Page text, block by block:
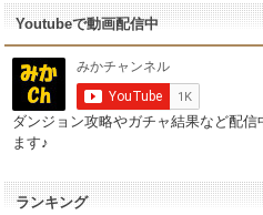
Youtubeで動画配信中
ダンジョン攻略やガチャ結果など配
ます♪
ランキング